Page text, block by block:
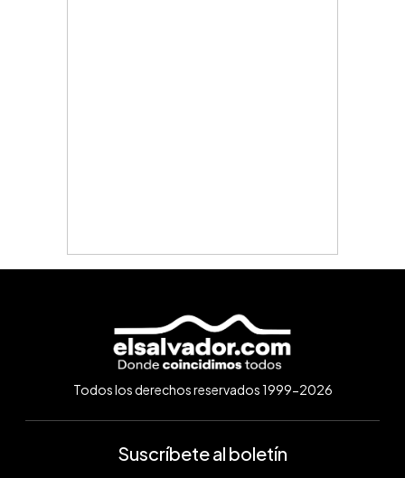
Todos los derechos reservados 1999-2026
Suscríbete al boletín